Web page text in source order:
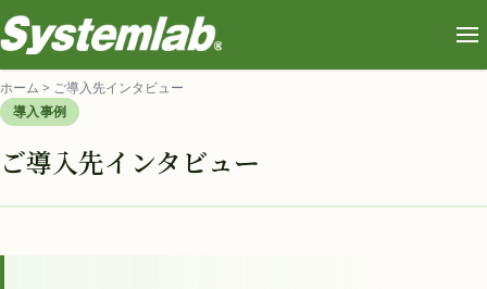
ホーム > ご導入先インタビュー
導入事例
ご導入先インタビュー